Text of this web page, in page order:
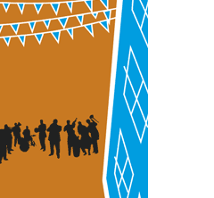
eskatzen, eta beren
babesten dira. Ikusi gure
zein helburutarako
horren aurka nola egin
prozesatzeko moduari
eta ezarri zure lehentasunak
alda edo ken dezakezu